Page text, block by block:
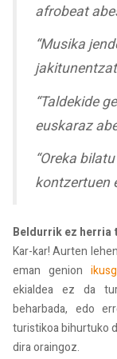
afrobeat
“Musika
“Taldekide
euskaraz
“Oreka
kontzertuen
Beldurrik ez
Kar-kar! Aurten
eman genion
ekialdea ez da
beharbada, edo
turistikoa bihurtuko
dira oraingoz.